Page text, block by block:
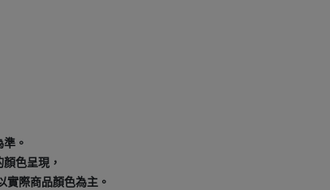
。
色呈現，
實際商品顏色為主。